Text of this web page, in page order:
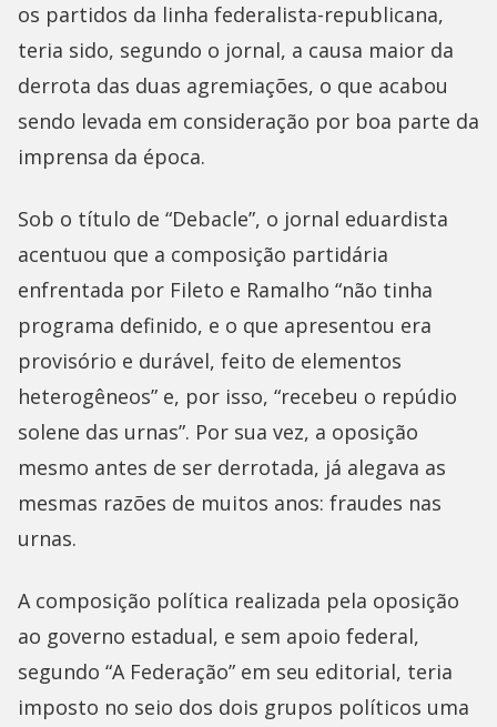
os partidos da linha federalista-republicana,
teria sido, segundo o jornal, a causa maior da
derrota das duas agremiações, o que acabou
sendo levada em consideração por boa parte da
imprensa da época.
Sob o título de “Debacle”, o jornal eduardista
acentuou que a composição partidária
enfrentada por Fileto e Ramalho “não tinha
programa definido, e o que apresentou era
provisório e durável, feito de elementos
heterogêneos” e, por isso, “recebeu o repúdio
solene das urnas”. Por sua vez, a oposição
mesmo antes de ser derrotada, já alegava as
mesmas razões de muitos anos: fraudes nas
urnas.
A composição política realizada pela oposição
ao governo estadual, e sem apoio federal,
segundo “A Federação” em seu editorial, teria
imposto no seio dos dois grupos políticos uma